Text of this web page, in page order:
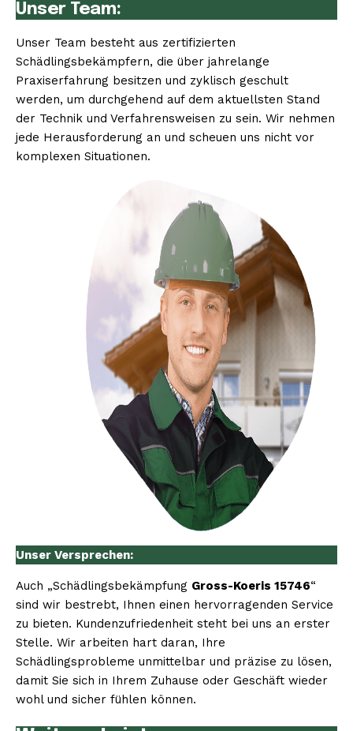
Unser Team:
Unser Team besteht aus zertifizierten
Schädlingsbekämpfern, die über jahrelange
Praxiserfahrung besitzen und zyklisch geschult
werden, um durchgehend auf dem aktuellsten Stand
der Technik und Verfahrensweisen zu sein. Wir nehmen
jede Herausforderung an und scheuen uns nicht vor
komplexen Situationen.
Unser Versprechen:
Auch „Schädlingsbekämpfung Gross-Koeris 15746“
sind wir bestrebt, Ihnen einen hervorragenden Service
zu bieten. Kundenzufriedenheit steht bei uns an erster
Stelle. Wir arbeiten hart daran, Ihre
Schädlingsprobleme unmittelbar und präzise zu lösen,
damit Sie sich in Ihrem Zuhause oder Geschäft wieder
wohl und sicher fühlen können.